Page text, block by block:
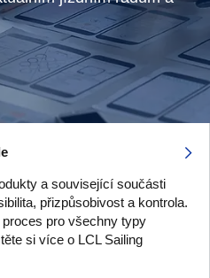
a související součásti
přizpůsobivost a kontrola.
pro všechny typy
si více o LCL Sailing